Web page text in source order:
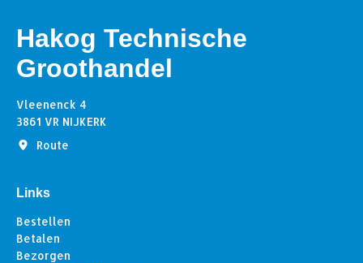
Hakog Technische
Groothandel
Vleenenck 4
3861 VR NIJKERK
Route
Links
Bestellen
Betalen
Bezorgen